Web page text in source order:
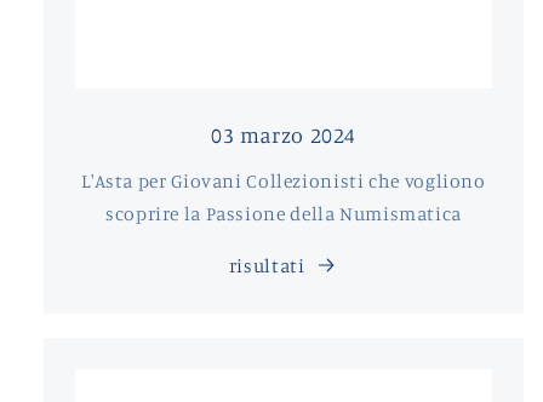
03 marzo 2024
L'Asta per Giovani Collezionisti che vogliono
scoprire la Passione della Numismatica
risultati